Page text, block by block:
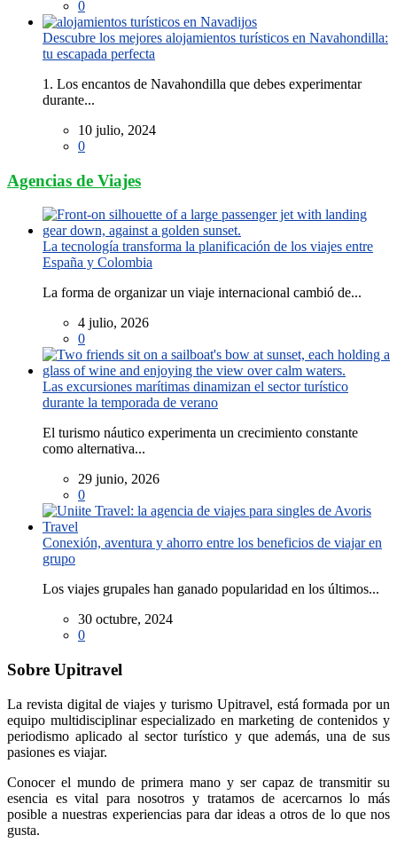
0
Descubre los mejores alojamientos turísticos en Navahondilla:
tu escapada perfecta
1. Los encantos de Navahondilla que debes experimentar
durante...
10 julio, 2024
0
Agencias de Viajes
La tecnología transforma la planificación de los viajes entre
España y Colombia
La forma de organizar un viaje internacional cambió de...
4 julio, 2026
0
Las excursiones marítimas dinamizan el sector turístico
durante la temporada de verano
El turismo náutico experimenta un crecimiento constante
como alternativa...
29 junio, 2026
0
Conexión, aventura y ahorro entre los beneficios de viajar en
grupo
Los viajes grupales han ganado popularidad en los últimos...
30 octubre, 2024
0
Sobre Upitravel
La revista digital de viajes y turismo Upitravel, está formada por un
equipo multidisciplinar especializado en marketing de contenidos y
periodismo aplicado al sector turístico y que además, una de sus
pasiones es viajar.
Conocer el mundo de primera mano y ser capaz de transmitir su
esencia es vital para nosotros y tratamos de acercarnos lo más
posible a nuestras experiencias para dar ideas a otros de lo que nos
gusta.